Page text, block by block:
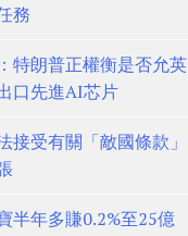
務
特朗普正權衡是否允英
口先進AI芯片
接受有關「敵國條款」
半年多賺0.2%至25億